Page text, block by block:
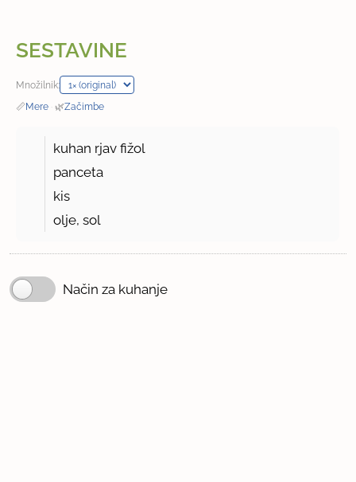
SESTAVINE
Množilnik:
📏Mere · 🌿Začimbe
kuhan rjav fižol
panceta
kis
olje, sol
Način za kuhanje